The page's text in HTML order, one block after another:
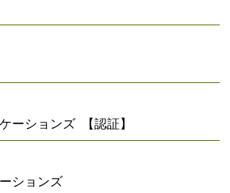
ーションズ 【認証】
ションズ